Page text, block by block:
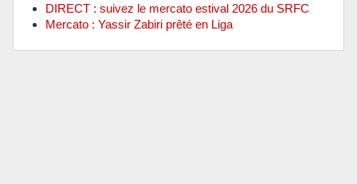
DIRECT : suivez le mercato estival 2026 du SRFC
Mercato : Yassir Zabiri prêté en Liga